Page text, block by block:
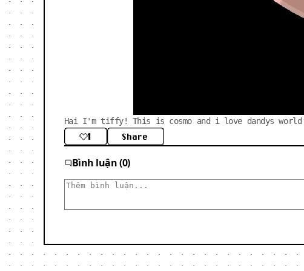
Hai I'm tiffy! This is cosmo and i love dandys world
1 Share
Bình luận (0)